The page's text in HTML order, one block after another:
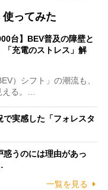
ってみた
台】BEV普及の障壁と
「充電のストレス」解
）シフト」の潮流も、
える。…
で実感した「フォレスタ
うのには理由があっ
一覧を見る